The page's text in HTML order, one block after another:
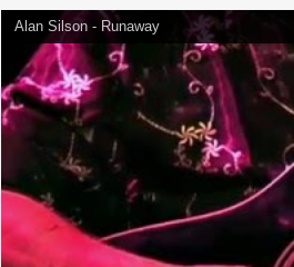
Alan Silson - Runaway